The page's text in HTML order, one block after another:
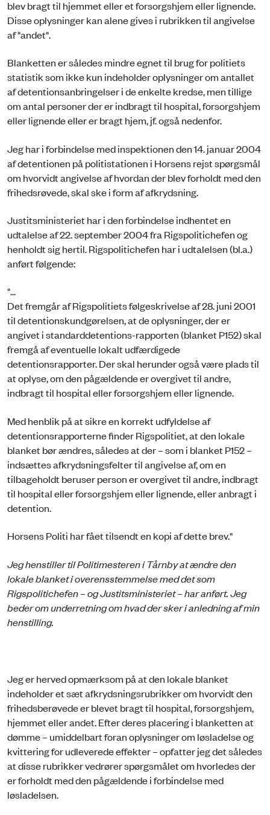
blev bragt til hjemmet eller et forsorgshjem eller lignende.
Disse oplysninger kan alene gives i rubrikken til angivelse
af "andet".
Blanketten er således mindre egnet til brug for politiets
statistik som ikke kun indeholder oplysninger om antallet
af detentionsanbringelser i de enkelte kredse, men tillige
om antal personer der er indbragt til hospital, forsorgshjem
eller lignende eller er bragt hjem, jf. også nedenfor.
Jeg har i forbindelse med inspektionen den 14. januar 2004
af detentionen på politistationen i Horsens rejst spørgsmål
om hvorvidt angivelse af hvordan der blev forholdt med den
frihedsrøvede, skal ske i form af afkrydsning.
Justitsministeriet har i den forbindelse indhentet en
udtalelse af 22. september 2004 fra Rigspolitichefen og
henholdt sig hertil. Rigspolitichefen har i udtalelsen (bl.a.)
anført følgende:
"...
Det fremgår af Rigspolitiets følgeskrivelse af 28. juni 2001
til detentionskundgørelsen, at de oplysninger, der er
angivet i standarddetentions-rapporten (blanket P152) skal
fremgå af eventuelle lokalt udfærdigede
detentionsrapporter. Der skal herunder også være plads til
at oplyse, om den pågældende er overgivet til andre,
indbragt til hospital eller forsorgshjem eller lignende.
Med henblik på at sikre en korrekt udfyldelse af
detentionsrapporterne finder Rigspolitiet, at den lokale
blanket bør ændres, således at der – som i blanket P152 –
indsættes afkrydsningsfelter til angivelse af, om en
tilbageholdt beruser person er overgivet til andre, indbragt
til hospital eller forsorgshjem eller lignende, eller anbragt i
detention.
Horsens Politi har fået tilsendt en kopi af dette brev."
Jeg henstiller til Politimesteren i Tårnby at ændre den
lokale blanket i overensstemmelse med det som
Rigspolitichefen – og Justitsministeriet – har anført. Jeg
beder om underretning om hvad der sker i anledning af min
henstilling.
Jeg er herved opmærksom på at den lokale blanket
indeholder et sæt afkrydsningsrubrikker om hvorvidt den
frihedsberøvede er blevet bragt til hospital, forsorgshjem,
hjemmet eller andet. Efter deres placering i blanketten at
dømme – umiddelbart foran oplysninger om løsladelse og
kvittering for udleverede effekter – opfatter jeg det således
at disse rubrikker vedrører spørgsmålet om hvorledes der
er forholdt med den pågældende i forbindelse med
løsladelsen.